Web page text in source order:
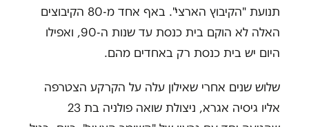
תנועת "הקיבוץ הארצי". באף אחד מ-80 הקיבוצים
האלה לא הוקם בית כנסת עד שנות ה-90, ואפילו
היום יש בית כנסת רק באחדים מהם.
שלוש שנים אחרי שאילון עלה על הקרקע הצטרפה
אליו גיסיה אגרא, ניצולת שואה פולניה בת 23